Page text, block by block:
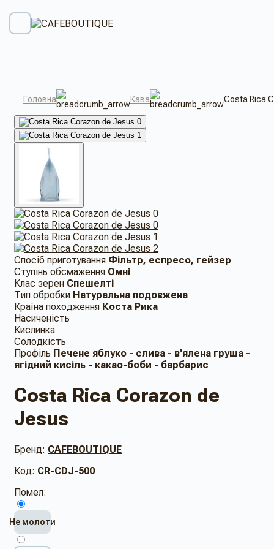
Головна Кава Costa Rica
Спосіб приготування Фільтр, еспресо, гейзер
Ступінь обсмаження Омні
Клас зерен Спешелті
Тип обробки Натуральна подовжена
Країна походження Коста Рика
Насиченість
Кислинка
Солодкість
Профіль Печене яблуко - слива - в'ялена груша -
ягідний кисіль - какао-боби - барбарис
Costa Rica Corazon de
Jesus
Бренд: CAFEBOUTIQUE
Код: CR-CDJ-500
Помел:
Не молоти